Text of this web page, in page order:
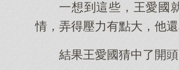
一想到這些，王愛國
情，弄得壓力有點大，他
結果王愛國猜中了開